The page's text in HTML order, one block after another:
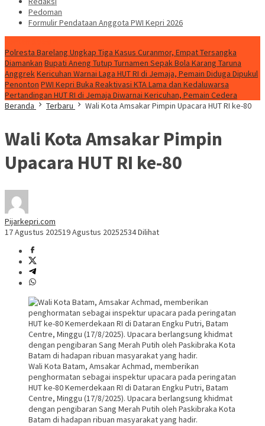
Pedoman
Formulir Pendataan Anggota PWI Kepri 2026
Polresta Barelang Ungkap Tiga Kasus Curanmor, Empat Tersangka
Diamankan Bupati Aneng Tutup Turnamen Sepak Bola Karang Taruna
AnggrekKericuhan Warnai Laga HUT RI di Jemaja, Pemain Diduga Dipukul
Penonton PWI Kepri Buka Reaktivasi KTA Lama dan Kedaluwarsa
Pertandingan HUT RI di Jemaja Diwarnai Kericuhan, Pemain Cedera
Beranda
Terbaru Wali Kota Amsakar Pimpin Upacara HUT RI ke-80
Wali Kota Amsakar Pimpin
Upacara HUT RI ke-80
Pijarkepri.com
17 Agustus 202519 Agustus 20252534 Dilihat
Wali Kota Batam, Amsakar Achmad, memberikan
penghormatan sebagai inspektur upacara pada peringatan
HUT ke-80 Kemerdekaan RI di Dataran Engku Putri, Batam
Centre, Minggu (17/8/2025). Upacara berlangsung khidmat
dengan pengibaran Sang Merah Putih oleh Paskibraka Kota
Batam di hadapan ribuan masyarakat yang hadir.